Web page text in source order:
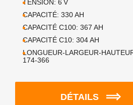
TENSION: 6 V
CAPACITÉ: 330AH
CAPACITÉ C100: 367 AH
CAPACITÉ C10: 304AH
LONGUEUR-LARGEUR-
174-366
DÉTAILS